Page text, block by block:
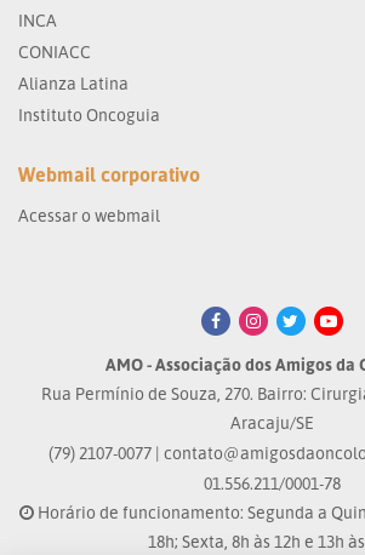
INCA
CONIACC
Alianza Latina
Instituto Oncoguia
Webmail corporativo
Acessar o webmail
AMO - Associação dos Amigos da
Rua Permínio de Souza, 270. Bairro:
Aracaju/SE
(79) 2107-0077 |
01.556.211/0001-78
Horário de funcionamento: Segunda a
18h; Sexta, 8h às 12h e 13h